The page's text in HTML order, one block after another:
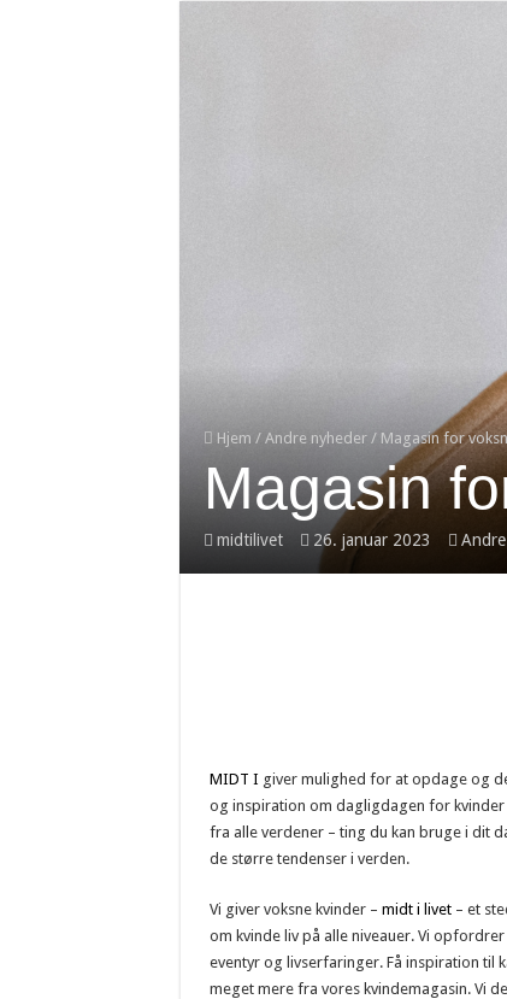
Find-Bloggere.dk –
Sådan finder du den
Sådan skal et godt logo
Sådan får du hjælp til
Hjem / Andre nyheder / Magasin for
Magasin
midtilivet 26. januar 2023
MIDT I giver mulighed for at opdage og
og inspiration om dagligdagen for
fra alle verdener – ting du kan bruge i dit
de større tendenser i verden.
Vi giver voksne kvinder – midt i livet– et
om kvinde liv på alle niveauer. Vi
eventyr og livserfaringer. Få inspiration til
meget mere fra vores kvindemagasin. Vi